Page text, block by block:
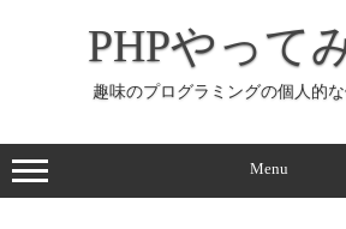
ッ
プ
PHPやって
趣味のプログラミングの個人的な
Menu